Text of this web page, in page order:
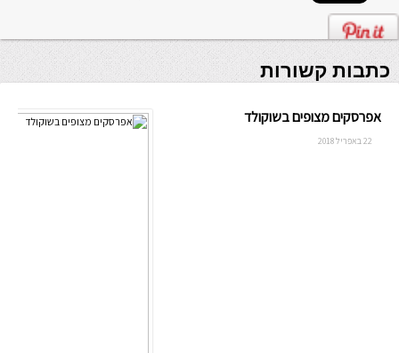
כתבות קשורות
אפרסקים מצופים בשוקולד
22 באפריל 2018